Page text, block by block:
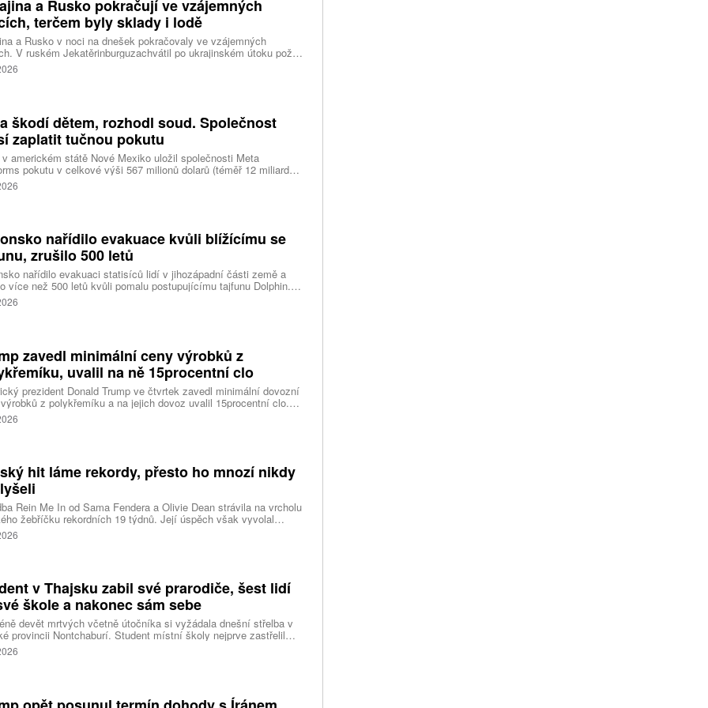
a Rusko pokračují ve vzájemných
terčem byly sklady i lodě
a Rusko v noci na dnešek pokračovaly ve vzájemných
V ruském Jekatěrinburguzachvátil po ukrajinském útoku požár
centrum ruského internetového prodejce Wildberries.
o tom informovala bez podrobností na síti Telegram.
škodí dětem, rozhodl soud. Společnost
zaplatit tučnou pokutu
americkém státě Nové Mexiko uložil společnosti Meta
pokutu v celkové výši 567 milionů dolarů (téměř 12 miliard
za újmu, kterou její platformy Facebook a Instagram působí
lidem. Firma musí změnit způsob ověřování věku.
nařídilo evakuace kvůli blížícímu se
zrušilo 500 letů
nařídilo evakuaci statisíců lidí v jihozápadní části země a
více než 500 letů kvůli pomalu postupujícímu tajfunu Dolphin.
meteorologů přinese tajfun do oblasti silný vítr, prudký déšť a
vlny, píše agentura Reuters. Dolphin je tajfunem první, tedy
meteorologická agentura (JMA).
zavedl minimální ceny výrobků z
uvalil na ně 15procentní clo
prezident Donald Trump ve čtvrtek zavedl minimální dovozní
z polykřemíku a na jejich dovoz uvalil 15procentní clo.
se používá při výrobě polovodičů a je hlavní složkou
panelů, jeho největším světovým producentem je Čína.
Reuters.
hit láme rekordy, přesto ho mnozí nikdy
Rein Me In od Sama Fendera a Olivie Dean strávila na vrcholu
žebříčku rekordních 19 týdnů. Její úspěch však vyvolal
reakci. Řada lidí tvrdí, že píseň nikdy neslyšela. Hudební
totiž rozdělil do menších skupin, které poslouchají úplně jiné
v Thajsku zabil své prarodiče, šest lidí
škole a nakonec sám sebe
devět mrtvých včetně útočníka si vyžádala dnešní střelba v
provincii Nontchaburí. Student místní školy nejprve zastřelil
svého dědečka oba prarodiče a pak se vydal do školy, kde zabil
a tři žáky, dalších 15 lidí zranil a nakonec spáchal